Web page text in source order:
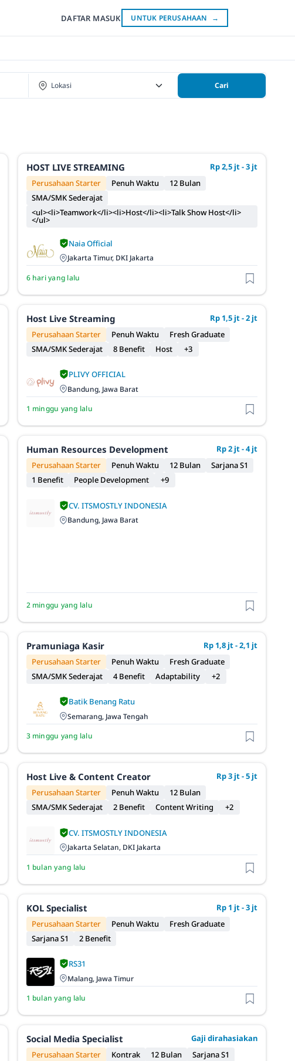
DAFTAR MASUK UNTUK PERUSAHAAN →
Cari
HOST LIVE STREAMING
Rp 2,5 jt - 3 jt
Perusahaan Starter
Penuh Waktu
12 Bulan
SMA/SMK Sederajat
<ul><li>Teamwork</li><li>Host</li><li>Talk Show Host</li>
</ul>
Naia Official
Jakarta Timur, DKI Jakarta
6 hari yang lalu
Host Live Streaming
Rp 1,5 jt - 2 jt
Perusahaan Starter
Penuh Waktu
Fresh Graduate
SMA/SMK Sederajat
8 Benefit Host +3
PLIVY OFFICIAL
Bandung, Jawa Barat
1 minggu yang lalu
Human Resources Development
Rp 2 jt - 4 jt
Perusahaan Starter
Penuh Waktu 12 Bulan
Sarjana S1
1 Benefit
People Development +9
CV. ITSMOSTLY INDONESIA
Bandung, Jawa Barat
2 minggu yang lalu
Pramuniaga Kasir
Rp 1,8 jt - 2,1 jt
Perusahaan Starter
Penuh Waktu
Fresh Graduate
SMA/SMK Sederajat
4 Benefit Adaptability +2
Batik Benang Ratu
Semarang, Jawa Tengah
3 minggu yang lalu
Host Live & Content Creator
Rp 3 jt - 5 jt
Perusahaan Starter
Penuh Waktu
12 Bulan
SMA/SMK Sederajat
2 Benefit Content Writing +2
CV. ITSMOSTLY INDONESIA
Jakarta Selatan, DKI Jakarta
1 bulan yang lalu
KOL Specialist
Rp 1 jt - 3 jt
Perusahaan Starter
Penuh Waktu
Fresh Graduate
Sarjana S1
2 Benefit
RS31
Malang, Jawa Timur
1 bulan yang lalu
Social Media Specialist
Gaji dirahasiakan
Perusahaan Starter
Kontrak 12 Bulan
Sarjana S1